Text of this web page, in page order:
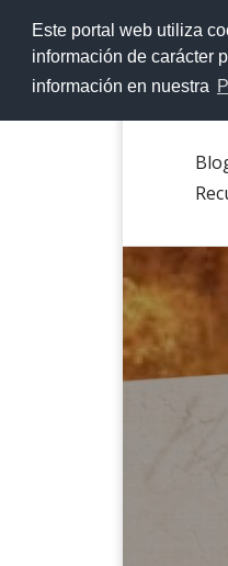
Este portal web utiliza
información de carácter
información en nuestra